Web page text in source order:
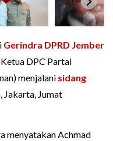
Gerindra DPRD Jember
DPC Partai
menjalani sidang
Jakarta, Jumat
menyatakan Achmad